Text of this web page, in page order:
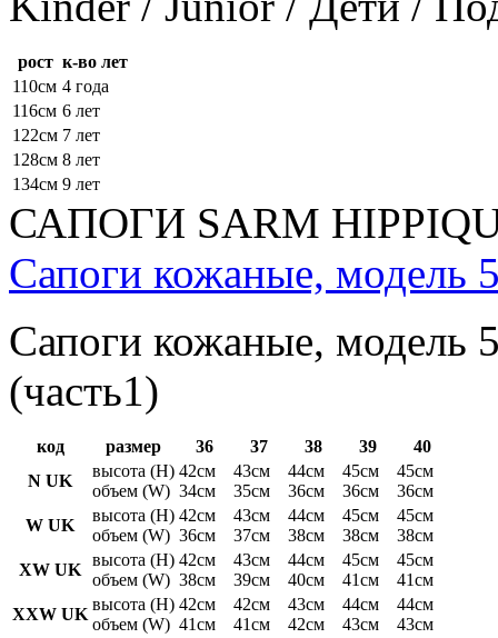
рост к-во лет
110см 4 года
116см 6 лет
122см 7 лет
128см 8 лет
134см 9 лет
САПОГИ SARM
Сапоги кожаные, модель
Сапоги кожаные, модель
(часть1)
код размер 36 37 38 39
40
N UK
высота (H)
объем (W)
42см
34см
43см
35см
44см
36см
45см
36см
45см
36см
W UK
высота (H)
объем (W)
42см
36см
43см
37см
44см
38см
45см
38см
45см
38см
XW UK
высота (H)
объем (W)
42см
38см
43см
39см
44см
40см
45см
41см
45см
41см
XXW UK
высота (H)
объем (W)
42см
41см
42см
41см
43см
42см
44см
43см
44см
43см